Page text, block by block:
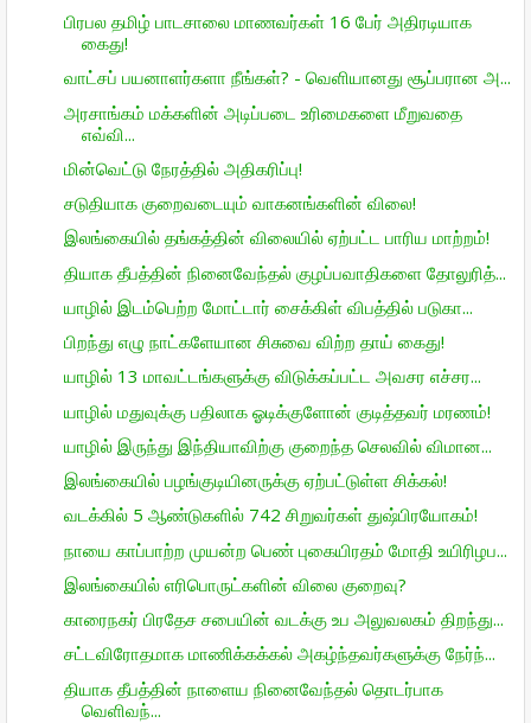
பிரபல தமிழ் பாடசாலை மாணவர்கள் 16 பேர் அதிரடியாக
கைது!
வாட்சப் பயனாளர்களா நீங்கள்? - வெளியானது சூப்பரான அ...
அரசாங்கம் மக்களின் அடிப்படை உரிமைகளை மீறுவதை
எவ்வி...
மின்வெட்டு நேரத்தில் அதிகரிப்பு!
சடுதியாக குறைவடையும் வாகனங்களின் விலை!
இலங்கையில் தங்கத்தின் விலையில் ஏற்பட்ட பாரிய மாற்றம்!
தியாக தீபத்தின் நினைவேந்தல் குழப்பவாதிகளை தோலுரித்...
யாழில் இடம்பெற்ற மோட்டார் சைக்கிள் விபத்தில் படுகா...
பிறந்து எழு நாட்களேயான சிசுவை விற்ற தாய் கைது!
யாழில் 13 மாவட்டங்களுக்கு விடுக்கப்பட்ட அவசர எச்சர...
யாழில் மதுவுக்கு பதிலாக ஓடிக்குளோன் குடித்தவர் மரணம்!
யாழில் இருந்து இந்தியாவிற்கு குறைந்த செலவில் விமான...
இலங்கையில் பழங்குடியினருக்கு ஏற்பட்டுள்ள சிக்கல்!
வடக்கில் 5 ஆண்டுகளில் 742 சிறுவர்கள் துஷ்பிரயோகம்!
நாயை காப்பாற்ற முயன்ற பெண் புகையிரதம் மோதி உயிரிழப...
இலங்கையில் எரிபொருட்களின் விலை குறைவு?
காரைநகர் பிரதேச சபையின் வடக்கு உப அலுவலகம் திறந்து...
சட்டவிரோதமாக மாணிக்கக்கல் அகழ்ந்தவர்களுக்கு நேர்ந்...
தியாக தீபத்தின் நாளைய நினைவேந்தல் தொடர்பாக
வெளிவந்...